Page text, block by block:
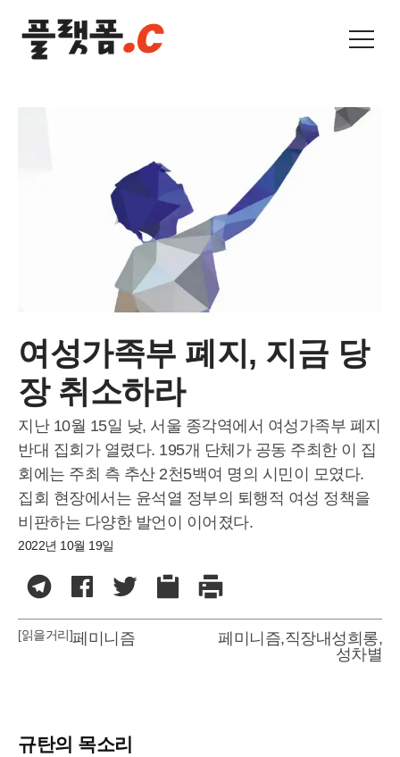
여성가족부 폐지, 지금 당
장 취소하라
지난 10월 15일 낮, 서울 종각역에서 여성가족부 폐지
반대 집회가 열렸다. 195개 단체가 공동 주최한 이 집
회에는 주최 측 추산 2천5백여 명의 시민이 모였다.
집회 현장에서는 윤석열 정부의 퇴행적 여성 정책을
비판하는 다양한 발언이 이어졌다.
2022년 10월 19일
[읽을거리]페미니즘 페미니즘,직장내성희롱,
성차별
규탄의 목소리